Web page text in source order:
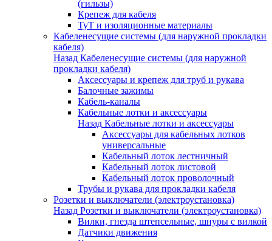
(гильзы)
Крепеж для кабеля
ТуТ и изоляционные материалы
Кабеленесущие системы (для наружной прокладки
кабеля)
Назад Кабеленесущие системы (для наружной
прокладки кабеля)
Аксессуары и крепеж для труб и рукава
Балочные зажимы
Кабель-каналы
Кабельные лотки и аксессуары
Назад Кабельные лотки и аксессуары
Аксессуары для кабельных лотков
универсальные
Кабельный лоток лестничный
Кабельный лоток листовой
Кабельный лоток проволочный
Трубы и рукава для прокладки кабеля
Розетки и выключатели (электроустановка)
Назад Розетки и выключатели (электроустановка)
Вилки, гнезда штепсельные, шнуры с вилкой
Датчики движения